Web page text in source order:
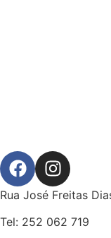
Rua José Freitas
Tel: 252 062 719